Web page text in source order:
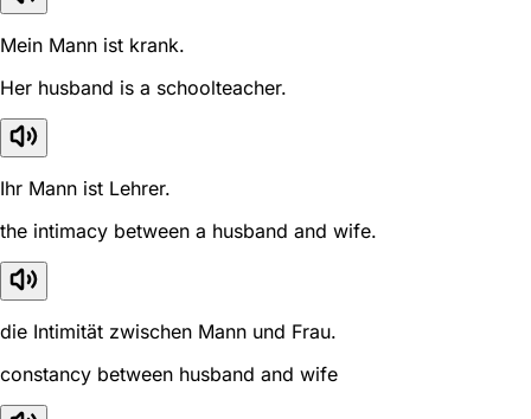
Mein Mann ist krank.
Her husband is a schoolteacher.
Ihr Mann ist Lehrer.
the intimacy between a husband and wife.
die Intimität zwischen Mann und Frau.
constancy between husband and wife